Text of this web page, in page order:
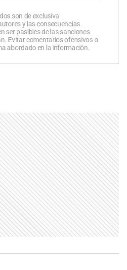
son de exclusiva
y las consecuencias
ser pasibles de las sanciones
Evitar comentarios ofensivos o
abordado en la información.